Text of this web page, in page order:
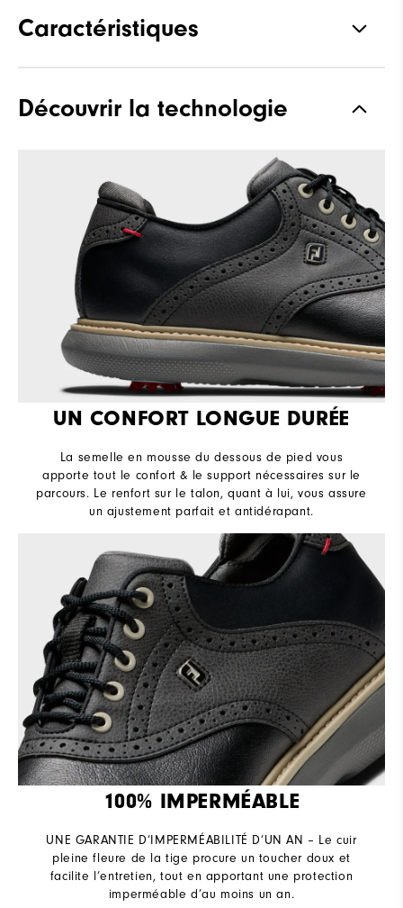
Caractéristiques
Découvrir la technologie
UN CONFORT LONGUE DURÉE
La semelle en mousse du dessous de pied vous
apporte tout le confort & le support nécessaires sur le
parcours. Le renfort sur le talon, quant à lui, vous assure
un ajustement parfait et antidérapant.
100% IMPERMÉABLE
UNE GARANTIE D’IMPERMÉABILITÉ D’UN AN – Le cuir
pleine fleure de la tige procure un toucher doux et
facilite l’entretien, tout en apportant une protection
imperméable d’au moins un an.